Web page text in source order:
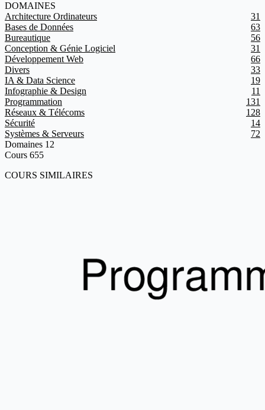
DOMAINES
Architecture Ordinateurs
31
Bases de Données
63
Bureautique
56
Conception & Génie Logiciel
31
Développement Web
66
Divers
33
IA & Data Science
19
Infographie & Design
11
Programmation
131
Réseaux & Télécoms
128
Sécurité
14
Systèmes & Serveurs
72
Domaines 12
Cours 655
COURS SIMILAIRES